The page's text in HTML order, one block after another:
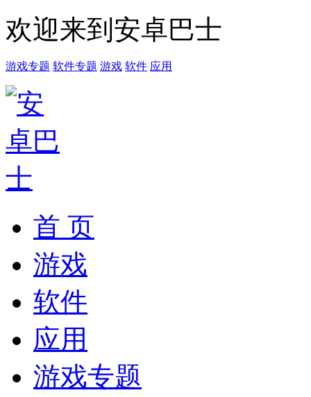
欢迎来到安卓巴士
游戏专题 软件专题 游戏 软件 应用
首 页
游戏
软件
应用
游戏专题